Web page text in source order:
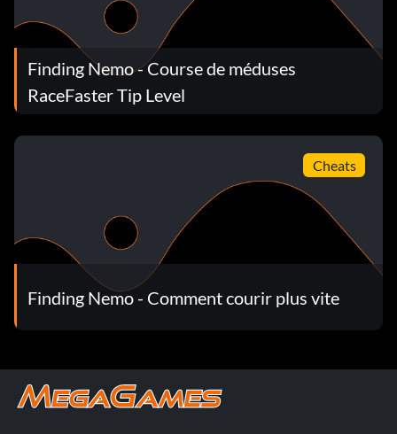
Finding Nemo - Course de méduses
RaceFaster Tip Level
Cheats
Finding Nemo - Comment courir plus vite